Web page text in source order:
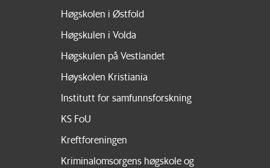
Høgskolen i Østfold
Høgskulen i Volda
Høgskulen på Vestlandet
Høyskolen Kristiania
Institutt for samfunnsforskning
KS FoU
Kreftforeningen
Kriminalomsorgens høgskole og